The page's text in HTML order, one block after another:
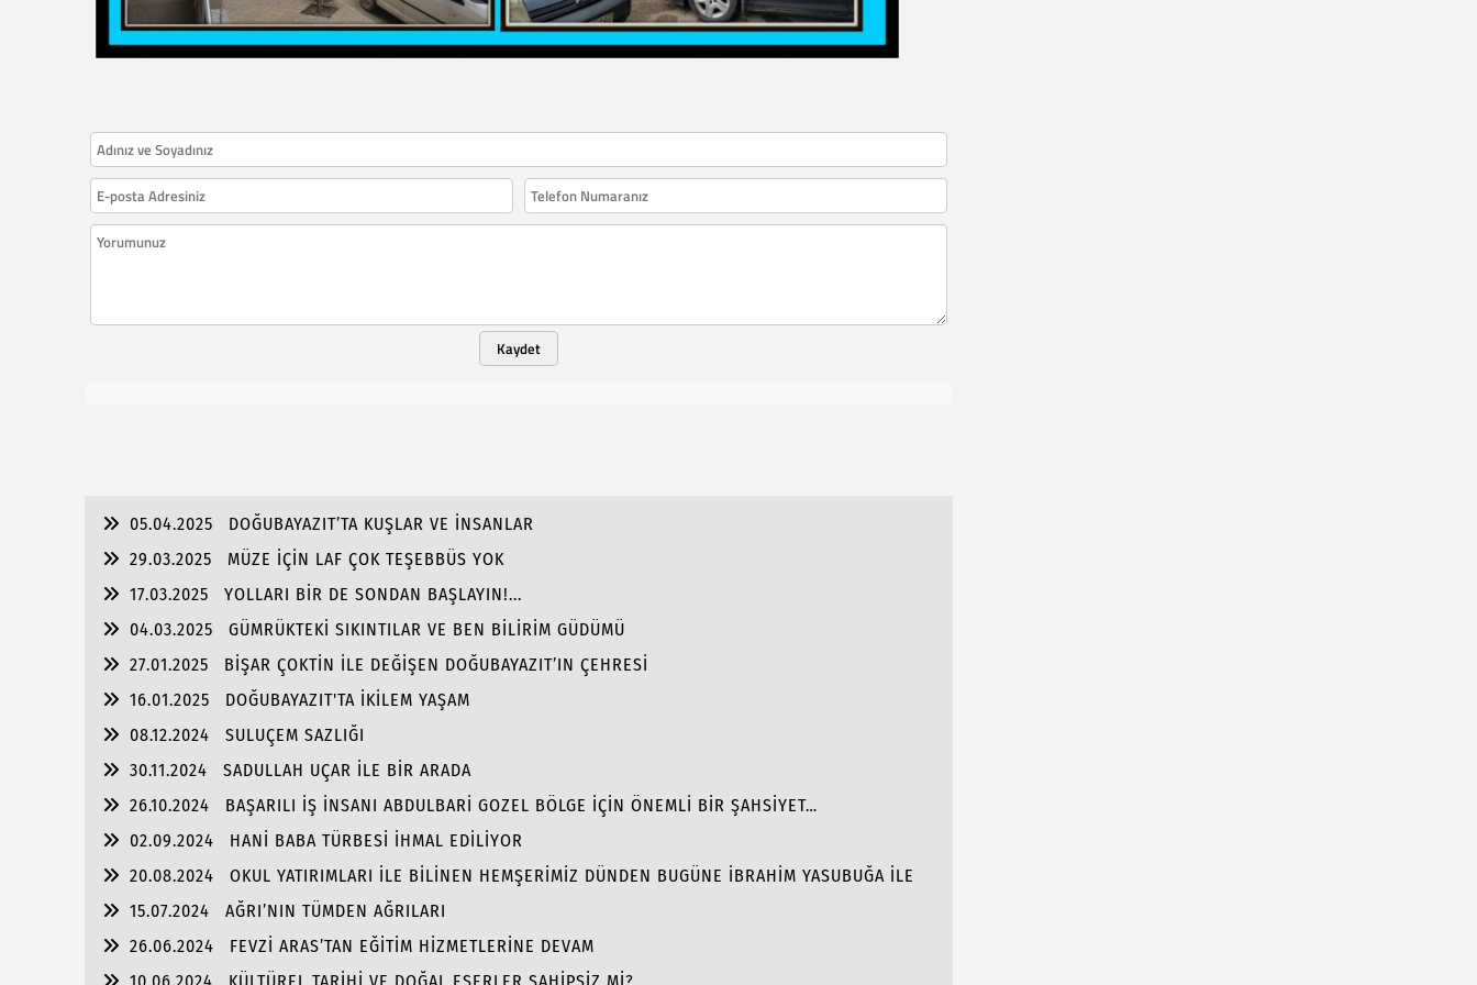
Kaydet
05.04.2025
DOĞUBAYAZIT’TA KUŞLAR VE İNSANLAR
29.03.2025
MÜZE İÇİN LAF ÇOK TEŞEBBÜS YOK
17.03.2025
YOLLARI BİR DE SONDAN BAŞLAYIN!...
04.03.2025
GÜMRÜKTEKİ SIKINTILAR VE BEN BİLİRİM GÜDÜMÜ
27.01.2025
BİŞAR ÇOKTİN İLE DEĞİŞEN DOĞUBAYAZIT’IN ÇEHRESİ
16.01.2025
DOĞUBAYAZIT'TA İKİLEM YAŞAM
08.12.2024
SULUÇEM SAZLIĞI
30.11.2024
SADULLAH UÇAR İLE BİR ARADA
26.10.2024
BAŞARILI İŞ İNSANI ABDULBARİ GOZEL BÖLGE İÇİN ÖNEMLİ BİR ŞAHSİYET…
02.09.2024
HANİ BABA TÜRBESİ İHMAL EDİLİYOR
20.08.2024
OKUL YATIRIMLARI İLE BİLİNEN HEMŞERİMİZ DÜNDEN BUGÜNE İBRAHİM YASUBUĞA İLE
15.07.2024
AĞRI’NIN TÜMDEN AĞRILARI
26.06.2024
FEVZİ ARAS’TAN EĞİTİM HİZMETLERİNE DEVAM